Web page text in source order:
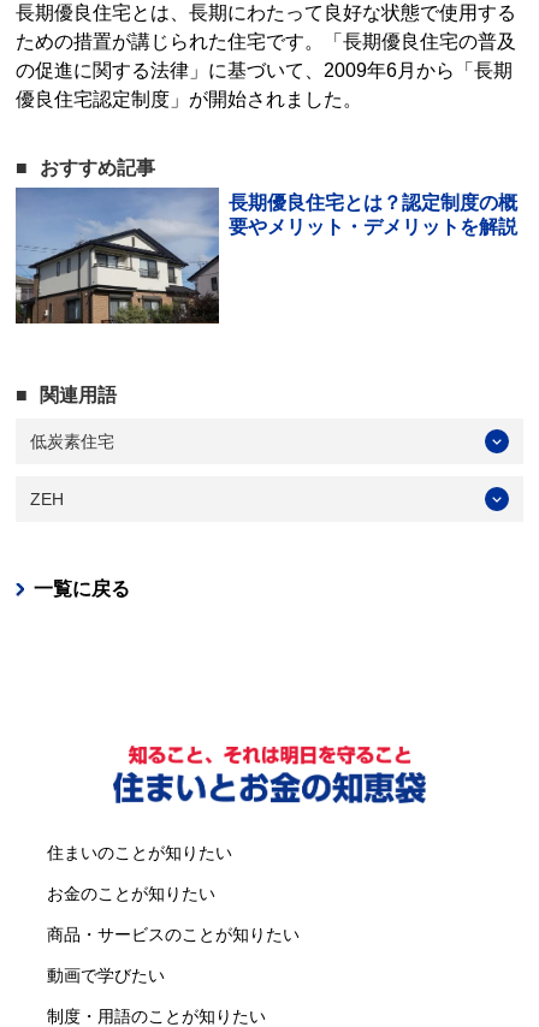
長期優良住宅とは、長期にわたって良好な状態で使用する
ための措置が講じられた住宅です。「長期優良住宅の普及
の促進に関する法律」に基づいて、2009年6月から「長期
優良住宅認定制度」が開始されました。
おすすめ記事
長期優良住宅とは？認定制度の概
要やメリット・デメリットを解説
関連用語
低炭素住宅
ZEH
一覧に戻る
住まいのことが知りたい
お金のことが知りたい
商品・サービスのことが知りたい
動画で学びたい
制度・用語のことが知りたい